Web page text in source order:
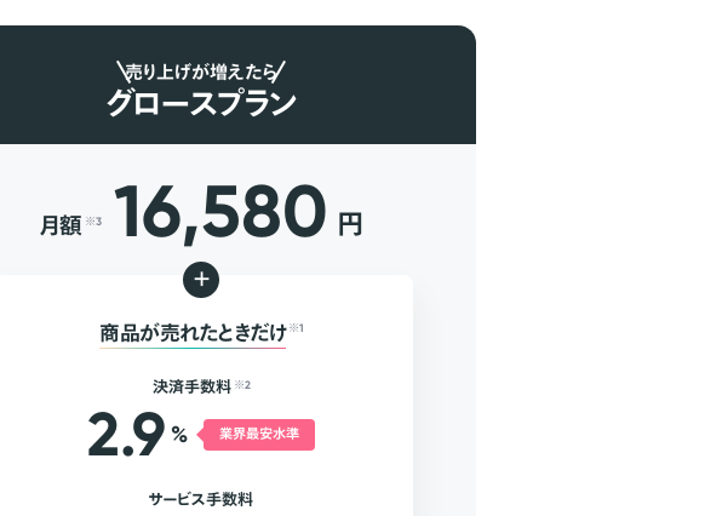
売り上げが増えたら
グロースプラン
月額 ※3 16,580 円
+
商品が売れたときだけ ※1
決済手数料 ※2
2.9 % 業界最安水準
サービス手数料